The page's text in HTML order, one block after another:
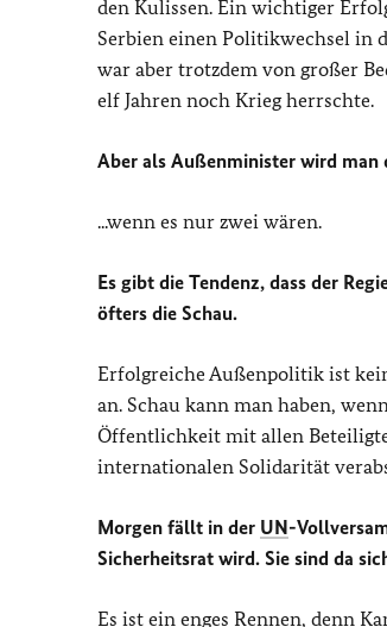
den Kulissen. Ein wichtiger
Serbien einen Politikwechsel in
war aber trotzdem von großer
elf Jahren noch Krieg herrschte.
Aber als Außenminister wird man
...wenn es nur zwei wären.
Es gibt die Tendenz, dass der
öfters die Schau.
Erfolgreiche Außenpolitik ist
an. Schau kann man haben,
Öffentlichkeit mit allen
internationalen Solidarität
Morgen fällt in der UN-
Sicherheitsrat wird. Sie sind da
Es ist ein enges Rennen, denn